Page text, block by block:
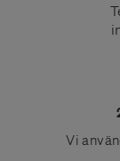
Vi